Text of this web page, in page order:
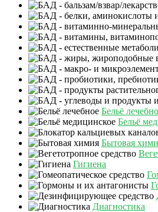
Бельё
Бельё
Бытовая
Гигиена
Диагностика